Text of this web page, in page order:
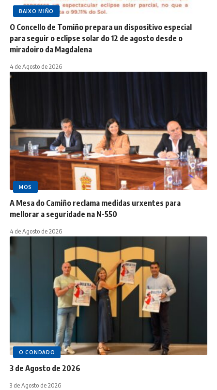
BAIXO MIÑO
O Concello de Tomiño prepara un dispositivo especial
para seguir o eclipse solar do 12 de agosto desde o
miradoiro da Magdalena
4 de Agosto de 2026
MOS
A Mesa do Camiño reclama medidas urxentes para
mellorar a seguridade na N-550
4 de Agosto de 2026
O CONDADO
3 de Agosto de 2026
3 de Agosto de 2026